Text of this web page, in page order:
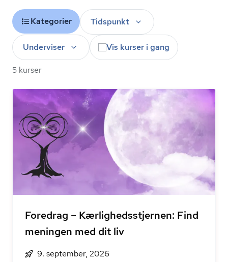
Kategorier Tidspunkt
Underviser Vis kurser i gang
5 kurser
Foredrag – Kærlighedsstjernen: Find
meningen med dit liv
9. september, 2026